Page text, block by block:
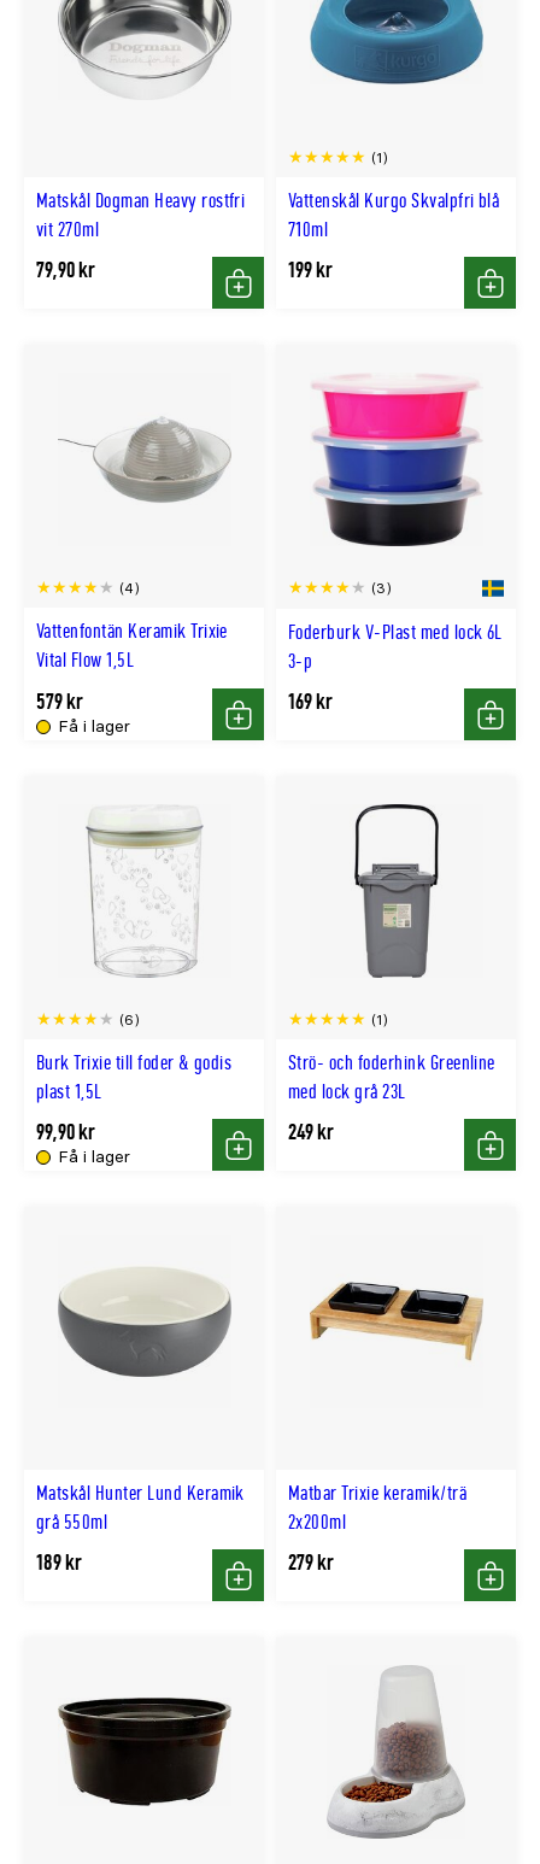
Matskål Dogman Heavy rostfri
vit 270ml
79,90 kr
Köp
Vattenskål Kurgo Skvalpfri blå
710ml
(1)
199 kr
Köp
Vattenfontän Keramik Trixie
Vital Flow 1,5L
(4)
Få i lager
579 kr
Köp
Foderburk V-Plast med lock 6L
3-p
(3)
169 kr
Köp
Burk Trixie till foder & godis
plast 1,5L
(6)
Få i lager
99,90 kr
Köp
Strö- och foderhink Greenline
med lock grå 23L
(1)
249 kr
Köp
Matskål Hunter Lund Keramik
grå 550ml
189 kr
Köp
Matbar Trixie keramik/trä
2x200ml
279 kr
Köp